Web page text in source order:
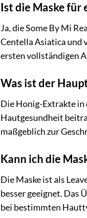
Ist die Maske für
Ja, die Some By Mi
Centella Asiatica und
ersten vollständigen
Was ist der
Die Honig-Extrakte in
Hautgesundheit
maßgeblich zur
Kann ich die
Die Maske ist als
besser geeignet. Das
bei bestimmten